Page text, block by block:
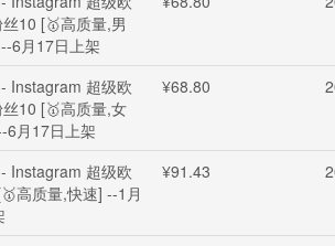
10 [🥇高质量,男
6月17日上架
Instagram 超级欧
10 [🥇高质量,女
6月17日上架
¥68.80
Instagram 超级欧
高质量,快速] --1月
¥91.43